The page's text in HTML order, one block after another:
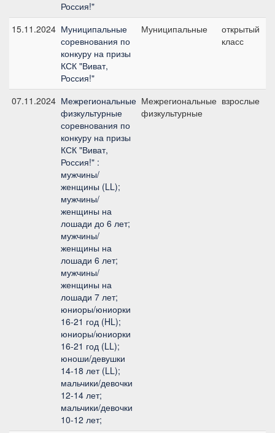
Россия!"
15.11.2024 Муниципальные
соревнования по
конкуру на призы
КСК "Виват,
Россия!"
Муниципальные
открытый
класс
07.11.2024 Межрегиональные
физкультурные
соревнования по
конкуру на призы
КСК "Виват,
Россия!" :
мужчины/
женщины (LL);
мужчины/
женщины на
лошади до 6 лет;
мужчины/
женщины на
лошади 6 лет;
мужчины/
женщины на
лошади 7 лет;
юниоры/юниорки
16-21 год (HL);
юниоры/юниорки
16-21 год (LL);
юноши/девушки
14-18 лет (LL);
мальчики/девочки
12-14 лет;
мальчики/девочки
10-12 лет;
Межрегиональные
физкультурные
взрослые